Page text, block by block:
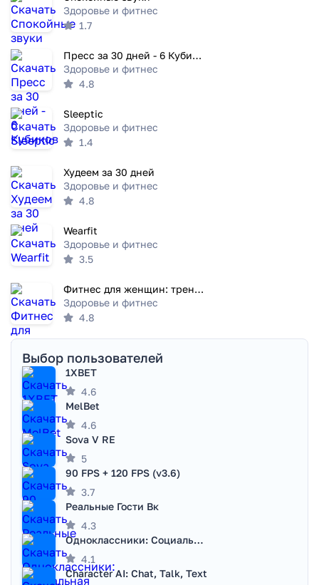
Здоровье и фитнес
1.7
Пресс за 30 дней - 6 Кубиков
Здоровье и фитнес
4.8
Sleeptic
Здоровье и фитнес
1.4
Худеем за 30 дней
Здоровье и фитнес
4.8
Wearfit
Здоровье и фитнес
3.5
Фитнес для женщин: тренировки
Здоровье и фитнес
4.8
Выбор пользователей
1XBET
4.6
MelBet
4.6
Sova V RE
5
90 FPS + 120 FPS (v3.6)
3.7
Реальные Гости Вк
4.3
Одноклассники: Социальная сеть
4.1
Character AI: Chat, Talk, Text